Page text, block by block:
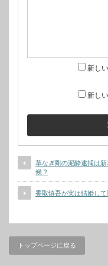
新し
新し
草なぎ剛の泥酔逮捕は
候？
香取慎吾が実は結婚し
トップページに戻る